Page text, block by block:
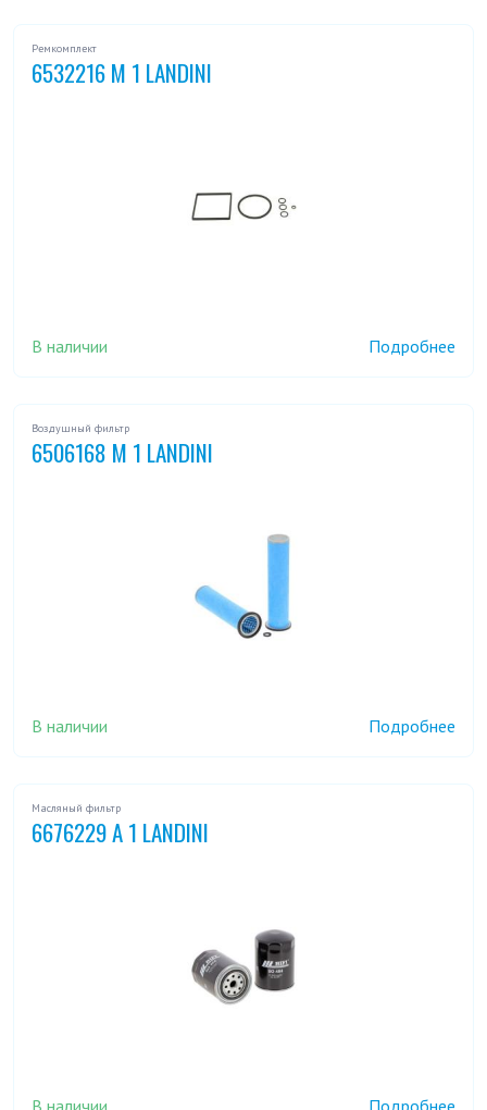
Ремкомплект
6532216 M 1 LANDINI
В наличии Подробнее
Воздушный фильтр
6506168 M 1 LANDINI
В наличии Подробнее
Масляный фильтр
6676229 A 1 LANDINI
В наличии Подробнее